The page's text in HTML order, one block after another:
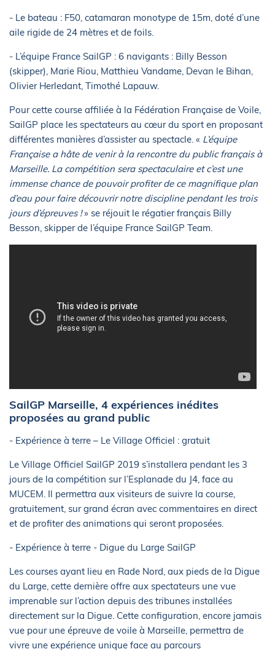
- Le bateau : F50, catamaran monotype de 15m, doté d’une
aile rigide de 24 mètres et de foils.
- L’équipe France SailGP : 6 navigants : Billy Besson
(skipper), Marie Riou, Matthieu Vandame, Devan le Bihan,
Olivier Herledant, Timothé Lapauw.
Pour cette course affiliée à la Fédération Française de Voile,
SailGP place les spectateurs au cœur du sport en proposant
différentes manières d’assister au spectacle. « L’équipe
Française a hâte de venir à la rencontre du public français à
Marseille. La compétition sera spectaculaire et c’est une
immense chance de pouvoir profiter de ce magnifique plan
d’eau pour faire découvrir notre discipline pendant les trois
jours d’épreuves !» se réjouit le régatier français Billy
Besson, skipper de l’équipe France SailGP Team.
SailGP Marseille, 4 expériences inédites
proposées au grand public
- Expérience à terre – Le Village Officiel : gratuit
Le Village Officiel SailGP 2019 s’installera pendant les 3
jours de la compétition sur l’Esplanade du J4, face au
MUCEM. Il permettra aux visiteurs de suivre la course,
gratuitement, sur grand écran avec commentaires en direct
et de profiter des animations qui seront proposées.
- Expérience à terre - Digue du Large SailGP
Les courses ayant lieu en Rade Nord, aux pieds de la Digue
du Large, cette dernière offre aux spectateurs une vue
imprenable sur l’action depuis des tribunes installées
directement sur la Digue. Cette configuration, encore jamais
vue pour une épreuve de voile à Marseille, permettra de
vivre une expérience unique face au parcours